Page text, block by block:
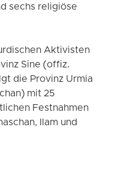
sechs religiöse
Aktivisten
Sine (offiz.
die Provinz Urmia
mit 25
Festnahmen
Ilam und